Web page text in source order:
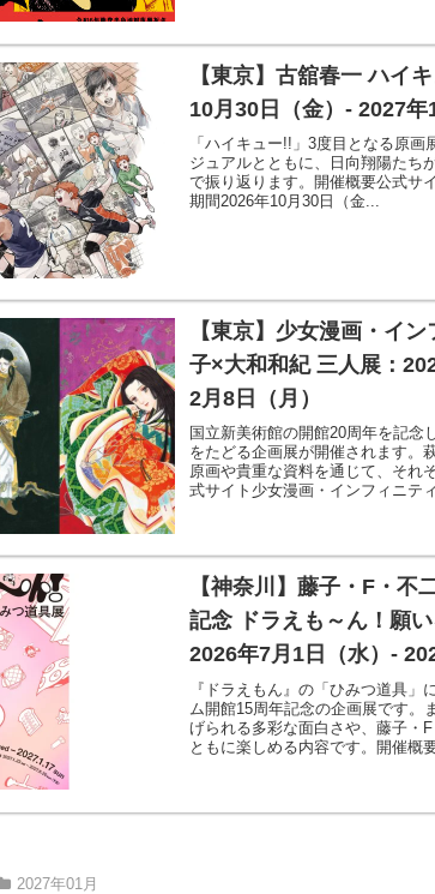
【東京】古舘春一 ハイ
10月30日（金）- 2027年
「ハイキュー!!」3度目となる原
ジュアルとともに、日向翔陽たち
で振り返ります。開催概要公式サ
期間2026年10月30日（金...
【東京】少女漫画・イ
子×大和和紀 三人展：
2月8日（月）
国立新美術館の開館20周年を記念
をたどる企画展が開催されます。
原画や貴重な資料を通じて、それ
式サイト少女漫画・インフィニテ
【神奈川】藤子・F・不
記念 ドラえも～ん！願
2026年7月1日（水）-
『ドラえもん』の「ひみつ道具
ム開館15周年記念の企画展です。
げられる多彩な面白さや、藤子・
ともに楽しめる内容です。開催概
2027年01月